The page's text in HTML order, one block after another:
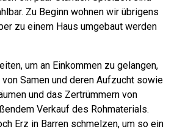
Zu Beginn wohnen wir übrigens
zu einem Haus umgebaut werden
um an Einkommen zu gelangen,
Samen und deren Aufzucht sowie
und das Zertrümmern von
Verkauf des Rohmaterials.
Erz in Barren schmelzen, um so ein